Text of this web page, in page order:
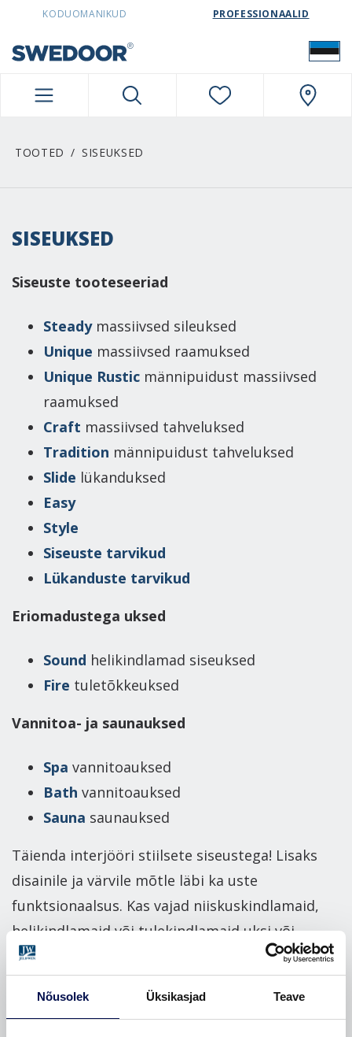
Nõusolek Üksikasjad Teave
SWEDOORESTONIA NAVIGATION
KODUOMANIKUD PROFESSIONAALID
TOOTED SISEUKSED
SISEUKSED
Siseuste tooteseeriad
Steady massiivsed sileuksed
Unique massiivsed raamuksed
Unique Rustic männipuidust massiivsed
raamuksed
Craft massiivsed tahveluksed
Tradition männipuidust tahveluksed
Slide lükanduksed
Easy
Style
Siseuste tarvikud
Lükanduste tarvikud
Eriomadustega uksed
Sound helikindlamad siseuksed
Fire tuletõkkeuksed
Vannitoa- ja saunauksed
Spa vannitoauksed
Bath vannitoauksed
Sauna saunauksed
Täienda interjööri stiilsete siseustega! Lisaks
disainile ja värvile mõtle läbi ka uste
funktsionaalsus. Kas vajad niiskuskindlamaid,
helikindlamaid või tulekindlamaid uksi või
hoopis praktilisemat ruumilahendust, mida
pakuvad lükanduksed?